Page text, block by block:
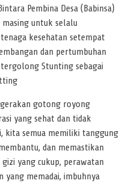
Pembina Desa (Babinsa)
untuk selalu
kesehatan setempat
dan pertumbuhan
Stunting sebagai
gotong royong
yang sehat dan tidak
kita semua memiliki tanggung
dan memastikan
yang cukup, perawatan
yang memadai, imbuhnya